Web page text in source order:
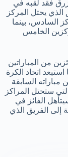
فقد لقبه في
الذي يحتل المركز
السادس، بينما
الخامس
من المباراتين
اتحاد الكرة
مباراته السابقة
ستحتل المراكز
الفائز في
إلى الفريق الذي